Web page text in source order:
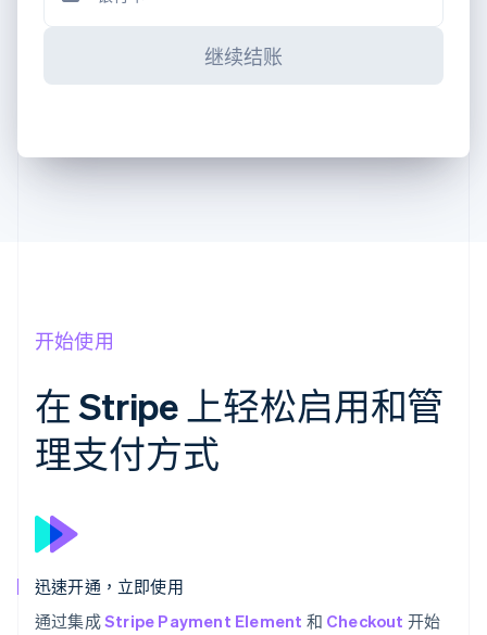
继续结账
开始使用
在 Stripe 上轻松启用和管
理支付方式
迅速开通，立即使用
通过集成Stripe Payment Element 和 Checkout 开始